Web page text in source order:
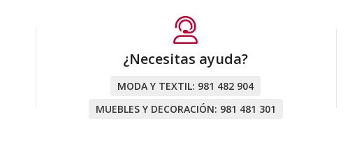
¿Necesitas ayuda?
MODA Y TEXTIL: 981 482 904
MUEBLES Y DECORACIÓN: 981 481 301